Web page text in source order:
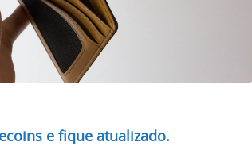
e fique atualizado.